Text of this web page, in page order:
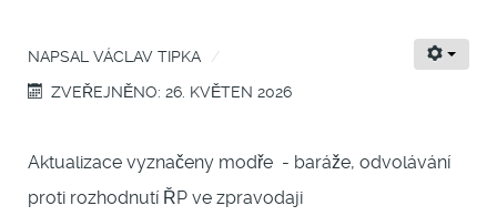
NAPSAL VÁCLAV TIPKA
ZVEŘEJNĚNO: 26. KVĚTEN 2026
Aktualizace vyznačeny modře - baráže, odvolávání
proti rozhodnutí ŘP ve zpravodaji